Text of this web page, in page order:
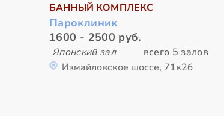
БАННЫЙ КОМПЛЕКС
Пароклиник
1600 - 2500 руб.
Японский зал
всего 5 залов
Измайловское шоссе, 71к2б